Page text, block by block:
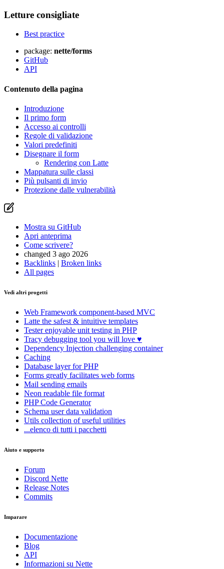
Avete riscontrato un problema in questa pagina?
Letture consigliate
Best practice
package: nette/forms
GitHub
API
Contenuto della pagina
Introduzione
Il primo form
Accesso ai controlli
Regole di validazione
Valori predefiniti
Disegnare il form
Rendering con Latte
Mappatura sulle classi
Più pulsanti di invio
Protezione dalle vulnerabilità
Mostra su GitHub
Apri anteprima
Come scrivere?
changed 3 ago 2026
Backlinks | Broken links
All pages
Vedi altri progetti
Web Framework component-based MVC
Latte the safest & intuitive templates
Testerenjoyable unit testing in PHP
Tracy debugging tool you will love ♥
Dependency Injection challenging container
Caching
Database layer for PHP
Forms greatly facilitates web forms
Mail sending emails
Neon readable file format
PHP Code Generator
Schema user data validation
Utils collection of useful utilities
...elenco di tutti i pacchetti
Aiuto e supporto
Forum
Discord Nette
Release Notes
Commits
Imparare
Documentazione
Blog
API
Informazioni su Nette